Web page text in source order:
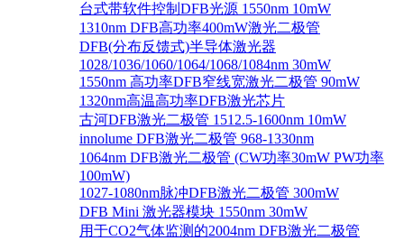
台式带软件控制DFB光源 1550nm 10mW
1310nm DFB高功率400mW激光二极管
DFB(分布反馈式)半导体激光器
1028/1036/1060/1064/1068/1084nm 30mW
1550nm 高功率DFB窄线宽激光二极管 90mW
1320nm高温高功率DFB激光芯片
古河DFB激光二极管 1512.5-1600nm 10mW
innolume DFB激光二极管 968-1330nm
1064nm DFB激光二极管 (CW功率30mW PW功率
100mW)
1027-1080nm脉冲DFB激光二极管 300mW
DFB Mini 激光器模块 1550nm 30mW
用于CO2气体监测的2004nm DFB激光二极管